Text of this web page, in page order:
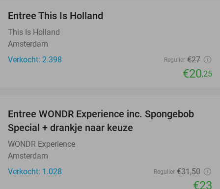
Entree This Is Holland
This Is Holland
Amsterdam
Verkocht: 2.398
Regulier €27
€20,25
27%
Entree WONDR Experience inc. Spongebob
Special + drankje naar keuze
WONDR Experience
Amsterdam
Verkocht: 1.028
Regulier €31,50
€23